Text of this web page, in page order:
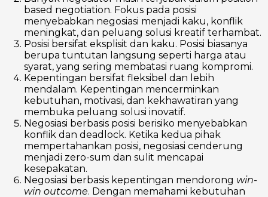
based negotiation. Fokus pada posisi
menyebabkan negosiasi menjadi kaku, konflik
meningkat, dan peluang solusi kreatif terhambat.
Posisi bersifat eksplisit dan kaku. Posisi biasanya
berupa tuntutan langsung seperti harga atau
syarat, yang sering membatasi ruang kompromi.
Kepentingan bersifat fleksibel dan lebih
mendalam. Kepentingan mencerminkan
kebutuhan, motivasi, dan kekhawatiran yang
membuka peluang solusi inovatif.
Negosiasi berbasis posisi berisiko menyebabkan
konflik dan deadlock. Ketika kedua pihak
mempertahankan posisi, negosiasi cenderung
menjadi zero-sum dan sulit mencapai
kesepakatan.
Negosiasi berbasis kepentingan mendorong win-
win outcome. Dengan memahami kebutuhan